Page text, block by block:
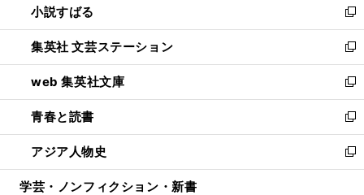
く
で
開
く
い
ウ
ィ
ン
ド
ウ
で
開
く
小説すばる
新
し
い
ウ
ィ
ン
ド
ウ
で
開
集英社 文芸ステーション
新
し
い
ウ
ィ
ン
ド
ウ
web 集英社文庫
新
し
い
ウ
ィ
ン
青春と読書
新
し
い
ウ
アジア人物史
新
し
学芸・ノンフィクション・新書